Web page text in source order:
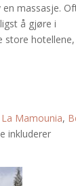
massasje.
å gjøre i
store
La Mamounia,
inkluderer